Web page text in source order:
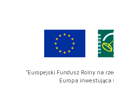
"Europejski Fundusz Rolny na
Europa inwestująca